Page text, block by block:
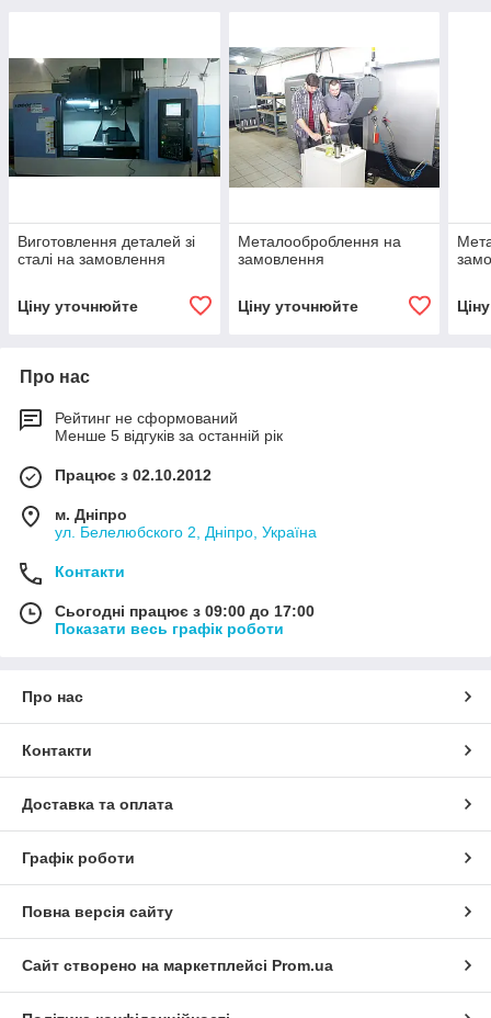
Виготовлення деталей зі
сталі на замовлення
Ціну уточнюйте
Металооброблення на
замовлення
Ціну уточнюйте
Про нас
Рейтинг не сформований
Менше 5 відгуків за останній рік
Працює з 02.10.2012
м. Дніпро
ул. Белелюбского 2, Дніпро, Україна
Контакти
Сьогодні працює з 09:00 до 17:00
Показати весь графік роботи
Про нас
Контакти
Доставка та оплата
Графік роботи
Повна версія сайту
Сайт створено на маркетплейсі Prom.ua